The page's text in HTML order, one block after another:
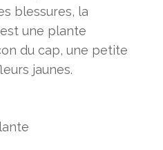
blessures, la
une plante
du cap, une petite
jaunes.